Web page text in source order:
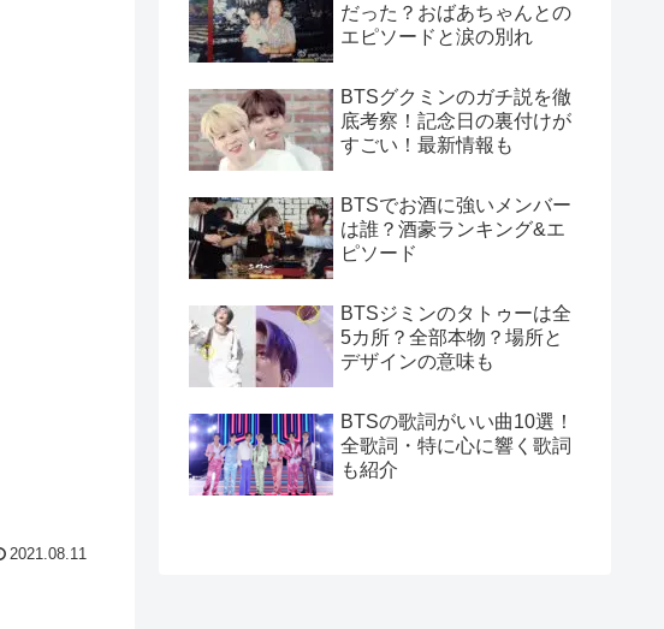
2021.08.11
だった？おばあちゃんとの
エピソードと涙の別れ
BTSグクミンのガチ説を徹
底考察！記念日の裏付けが
すごい！最新情報も
BTSでお酒に強いメンバー
は誰？酒豪ランキング&エ
ピソード
BTSジミンのタトゥーは全
5カ所？全部本物？場所と
デザインの意味も
BTSの歌詞がいい曲10選！
全歌詞・特に心に響く歌詞
も紹介